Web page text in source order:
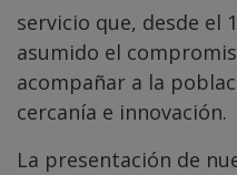
servicio que, desde el
asumido el
acompañar a la
cercanía e innovación.
La presentación de